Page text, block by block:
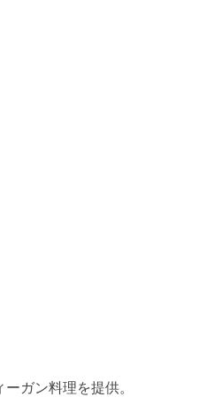
ガン料理を提供。